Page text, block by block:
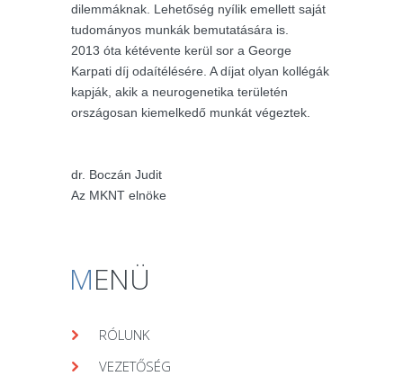
dilemmáknak. Lehetőség nyílik emellett saját
tudományos munkák bemutatására is.
2013 óta kétévente kerül sor a George
Karpati díj odaítélésére. A díjat olyan kollégák
kapják, akik a neurogenetika területén
országosan kiemelkedő munkát végeztek.
dr. Boczán Judit
Az MKNT elnöke
MENÜ
RÓLUNK
VEZETŐSÉG